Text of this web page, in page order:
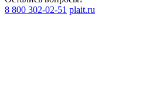
8 800 302-02-51 plait.ru